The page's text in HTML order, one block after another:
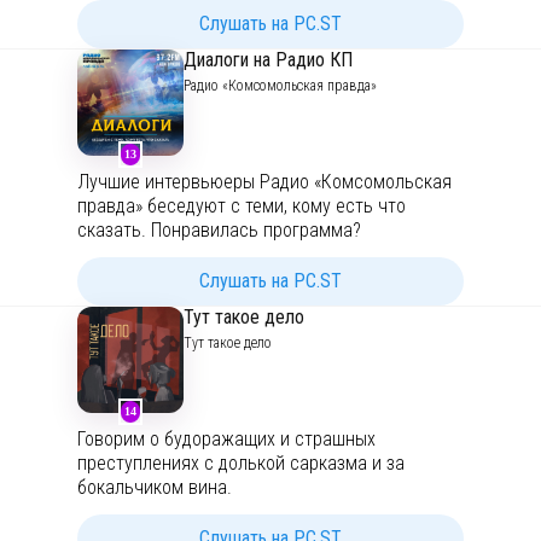
решить проблемы или упростить ситуации, с
которыми вы сталкиваетесь каждый день.
Отвечаем на вопросы и призываем
посмотреть на привычные вещи другими
глазами.
Наш сайт:
Наша почта:podcasts@lifehacker.ru
Слушать на PC.ST
13
Диалоги на Радио КП
Радио «Комсомольская правда»
Лучшие интервьюеры Радио «Комсомольская
правда» беседуют с теми, кому есть что
сказать. Понравилась программа?
слушайте, когда удобно!
Слушать на PC.ST
14
Тут такое дело
Тут такое дело
Говорим о будоражащих и страшных
преступлениях с долькой сарказма и за
бокальчиком вина.
Послушать эксклюзивный контент и